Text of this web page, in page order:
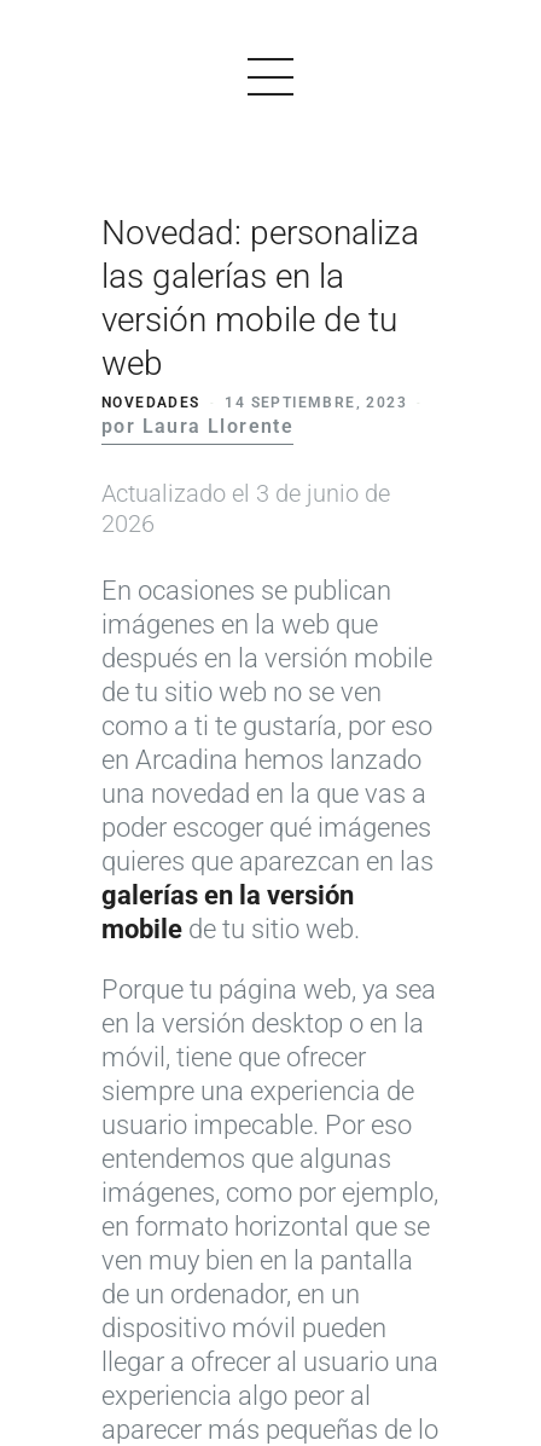
PRODUCTOS
EJEMPLOS
PRECIOS
LOGIN
EMPEZAR AHORA
Novedad: personaliza
las galerías en la
versión mobile de tu
web
NOVEDADES 14 SEPTIEMBRE, 2023
por Laura Llorente
Actualizado el 3 de junio de
2026
En ocasiones se publican
imágenes en la web que
después en la versión mobile
de tu sitio web no se ven
como a ti te gustaría, por eso
en Arcadina hemos lanzado
una novedad en la que vas a
poder escoger qué imágenes
quieres que aparezcan en las
galerías en la versión
mobile de tu sitio web.
Porque tu página web, ya sea
en la versión desktop o en la
móvil, tiene que ofrecer
siempre una experiencia de
usuario impecable. Por eso
entendemos que algunas
imágenes, como por ejemplo,
en formato horizontal que se
ven muy bien en la pantalla
de un ordenador, en un
dispositivo móvil pueden
llegar a ofrecer al usuario una
experiencia algo peor al
aparecer más pequeñas de lo